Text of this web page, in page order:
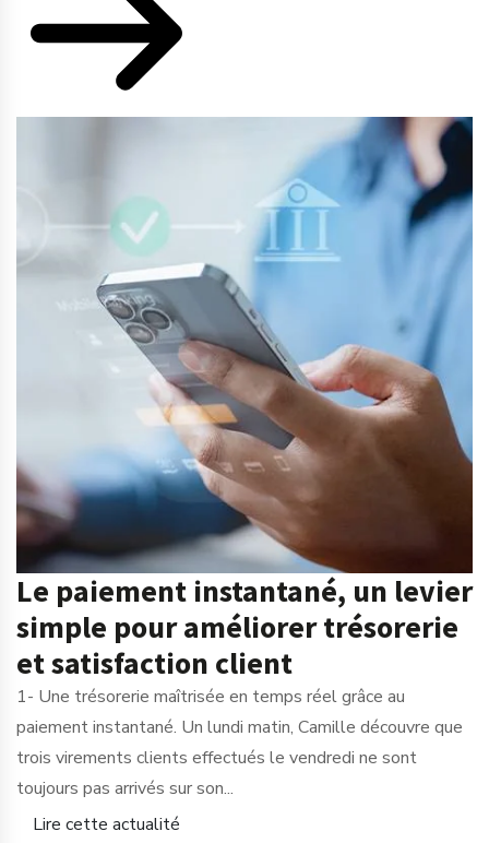
Le paiement instantané, un levier
simple pour améliorer trésorerie
et satisfaction client
1- Une trésorerie maîtrisée en temps réel grâce au
paiement instantané. Un lundi matin, Camille découvre que
trois virements clients effectués le vendredi ne sont
toujours pas arrivés sur son...
Lire cette actualité